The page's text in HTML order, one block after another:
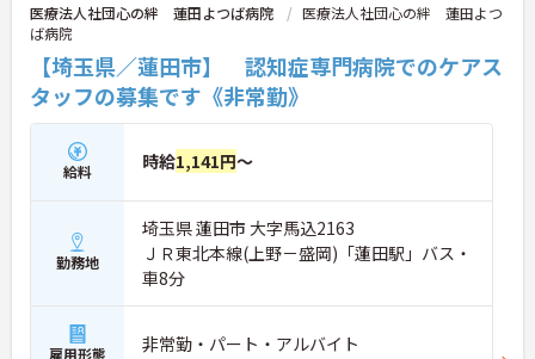
医療法人社団心の絆 蓮田よつば病院
医療法人社団心の絆 蓮田よつ
ば病院
【埼玉県／蓮田市】 認知症専門病院でのケアス
タッフの募集です《非常勤》
給料 時給1,141円～
勤務地
埼玉県 蓮田市 大字馬込2163
ＪＲ東北本線(上野－盛岡)「蓮田駅」バス・
車8分
雇用形態 非常勤・パート・アルバイト